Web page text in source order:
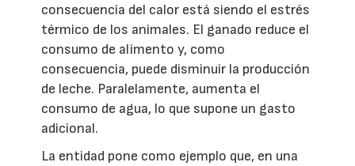
consecuencia del calor está siendo el estrés
térmico de los animales. El ganado reduce el
consumo de alimento y, como
consecuencia, puede disminuir la producción
de leche. Paralelamente, aumenta el
consumo de agua, lo que supone un gasto
adicional.
La entidad pone como ejemplo que, en una